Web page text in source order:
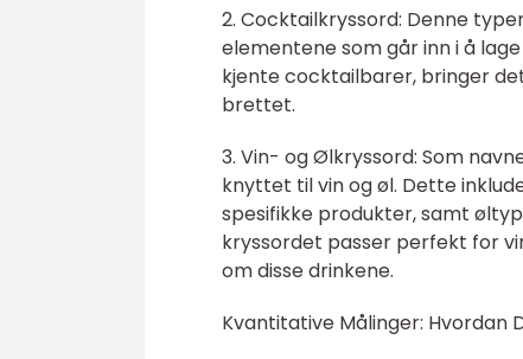
2. Cocktailkryssord: Denne
elementene som går inn i å
kjente cocktailbarer, bringer
brettet.
3. Vin- og Ølkryssord: Som
knyttet til vin og øl. Dette
spesifikke produkter, samt
kryssordet passer perfekt for
om disse drinkene.
Kvantitative Målinger: Hvordan